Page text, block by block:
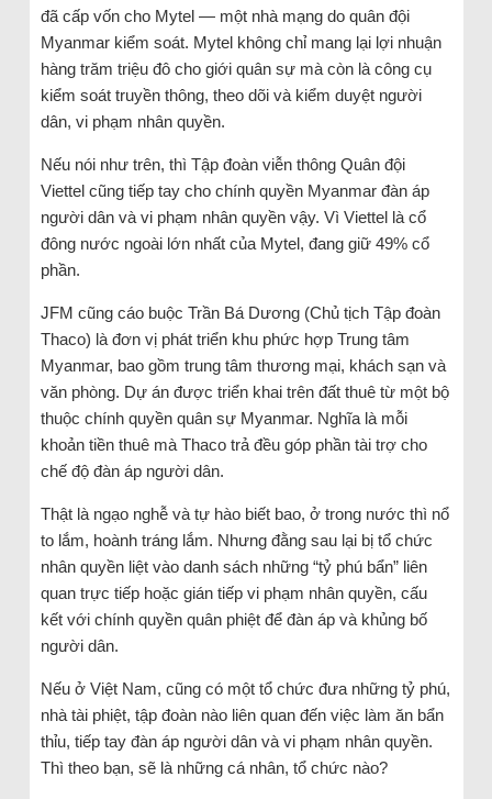
đã cấp vốn cho Mytel — một nhà mạng do quân đội
Myanmar kiểm soát. Mytel không chỉ mang lại lợi nhuận
hàng trăm triệu đô cho giới quân sự mà còn là công cụ
kiểm soát truyền thông, theo dõi và kiểm duyệt người
dân, vi phạm nhân quyền.
Nếu nói như trên, thì Tập đoàn viễn thông Quân đội
Viettel cũng tiếp tay cho chính quyền Myanmar đàn áp
người dân và vi phạm nhân quyền vậy. Vì Viettel là cổ
đông nước ngoài lớn nhất của Mytel, đang giữ 49% cổ
phần.
JFM cũng cáo buộc Trần Bá Dương (Chủ tịch Tập đoàn
Thaco) là đơn vị phát triển khu phức hợp Trung tâm
Myanmar, bao gồm trung tâm thương mại, khách sạn và
văn phòng. Dự án được triển khai trên đất thuê từ một bộ
thuộc chính quyền quân sự Myanmar. Nghĩa là mỗi
khoản tiền thuê mà Thaco trả đều góp phần tài trợ cho
chế độ đàn áp người dân.
Thật là ngạo nghễ và tự hào biết bao, ở trong nước thì nổ
to lắm, hoành tráng lắm. Nhưng đằng sau lại bị tổ chức
nhân quyền liệt vào danh sách những “tỷ phú bẩn” liên
quan trực tiếp hoặc gián tiếp vi phạm nhân quyền, cấu
kết với chính quyền quân phiệt để đàn áp và khủng bố
người dân.
Nếu ở Việt Nam, cũng có một tổ chức đưa những tỷ phú,
nhà tài phiệt, tập đoàn nào liên quan đến việc làm ăn bẩn
thỉu, tiếp tay đàn áp người dân và vi phạm nhân quyền.
Thì theo bạn, sẽ là những cá nhân, tổ chức nào?